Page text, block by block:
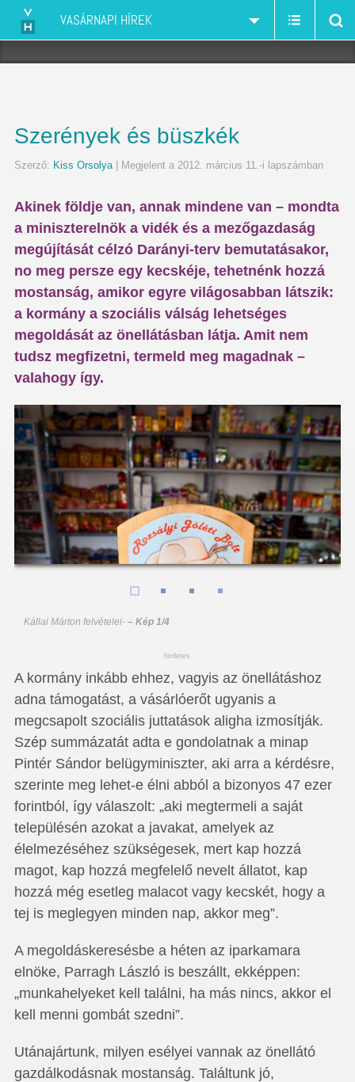
VASÁRNAPI HÍREK
Szerények és büszkék
Szerző: Kiss Orsolya| Megjelent a 2012. március 11.-i lapszámban
Akinek földje van, annak mindene van – mondta
a miniszterelnök a vidék és a mezőgazdaság
megújítását célzó Darányi-terv bemutatásakor,
no meg persze egy kecskéje, tehetnénk hozzá
mostanság, amikor egyre világosabban látszik:
a kormány a szociális válság lehetséges
megoldását az önellátásban látja. Amit nem
tudsz megfizetni, termeld meg magadnak –
valahogy így.
Kállai Márton felvételei-– Kép 1/4
hirdetes
A kormány inkább ehhez, vagyis az önellátáshoz
adna támogatást, a vásárlóerőt ugyanis a
megcsapolt szociális juttatások aligha izmosítják.
Szép summázatát adta e gondolatnak a minap
Pintér Sándor belügyminiszter, aki arra a kérdésre,
szerinte meg lehet-e élni abból a bizonyos 47 ezer
forintból, így válaszolt: „aki megtermeli a saját
településén azokat a javakat, amelyek az
élelmezéséhez szükségesek, mert kap hozzá
magot, kap hozzá megfelelő nevelt állatot, kap
hozzá még esetleg malacot vagy kecskét, hogy a
tej is meglegyen minden nap, akkor meg”.
A megoldáskeresésbe a héten az iparkamara
elnöke, Parragh László is beszállt, ekképpen:
„munkahelyeket kell találni, ha más nincs, akkor el
kell menni gombát szedni”.
Utánajártunk, milyen esélyei vannak az önellátó
gazdálkodásnak mostanság. Találtunk jó,